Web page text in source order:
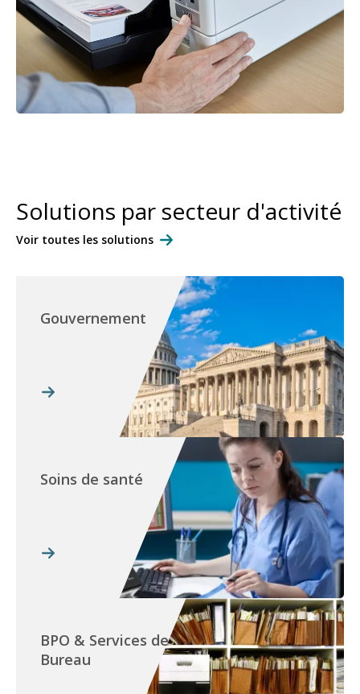
Solutions par secteur d'activité
Voir toutes les solutions
Gouvernement
Soins de santé
BPO & Services de
Bureau